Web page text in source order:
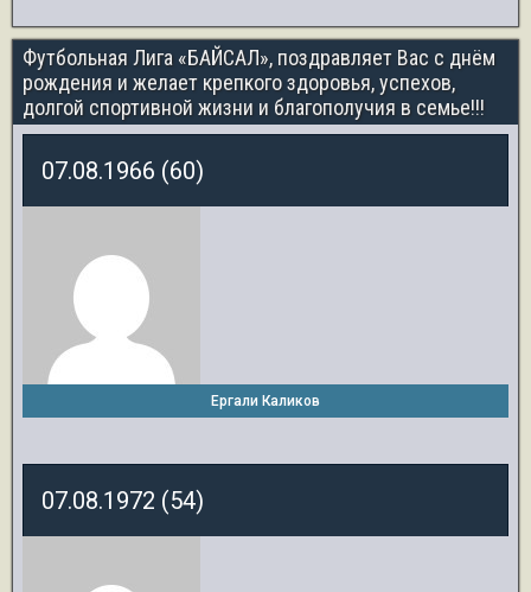
Футбольная Лига «БАЙСАЛ», поздравляет Вас с днём
рождения и желает крепкого здоровья, успехов,
долгой спортивной жизни и благополучия в семье!!!
07.08.1966 (60)
Ергали Каликов
07.08.1972 (54)